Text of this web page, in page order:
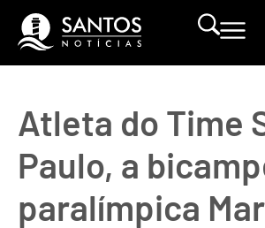
Atleta do Time
Paulo, a
paralímpica